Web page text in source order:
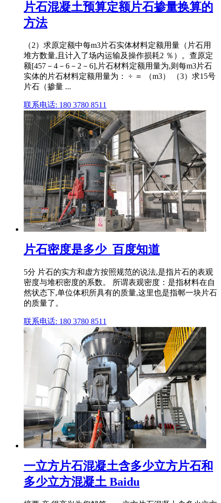
片石混凝土预算定额片石掺量换算的
方法
（2）求原定额中每m3片石实体材料定额用量（片石用
堆方数量,且计入了场内运输及操作损耗2 ％）。查原定
额[457－4－6－2－6],片石材料定额用量为,则每m3片石
实体的片石材料定额用量为： ÷ ＝ （m3） （3）求15号
片石（掺量 ...
联系电话: 180 3780 8511
片石密度是多少_百度知道
5分 片石的实方和虚方按照规范的说法,是指片石的表观
密度与堆积密度的系数。 所谓表观密度：是指材料在自
然状态下,单位体积所具有的质量,这里也是指郸一块片石
的质量了。
联系电话: 180 3780 8511
一立方片石混凝土含多少立方片石和
多少立方混凝土 Baidu